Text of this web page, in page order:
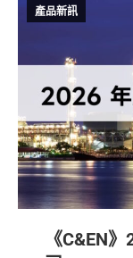
產品新訊
《C&EN